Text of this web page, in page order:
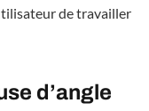
de travailler
d’angle